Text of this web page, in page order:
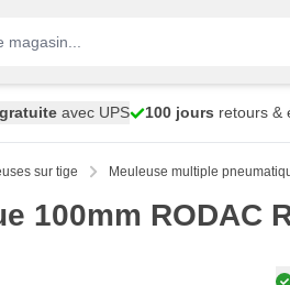
avec UPS 100 jours retours &
sur tige Meuleuse multiple
100mm RODAC